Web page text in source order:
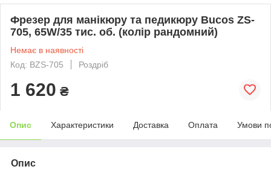
Фрезер для манікюру та педикюру Bucos ZS-
705, 65W/35 тис. об. (колір рандомний)
Немає в наявності
Код: BZS-705
Роздріб
1 620 ₴
Опис Характеристики Доставка Оплата Умови
Опис